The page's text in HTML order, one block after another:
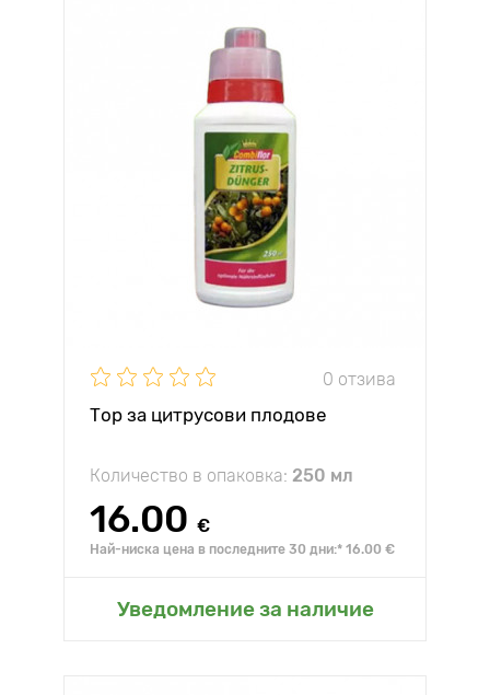
0 отзива
Тор за цитрусови плодове
Количество в опаковка: 250 мл
16.00 €
Най-ниска цена в последните 30 дни:* 16.00 €
Уведомление за наличие